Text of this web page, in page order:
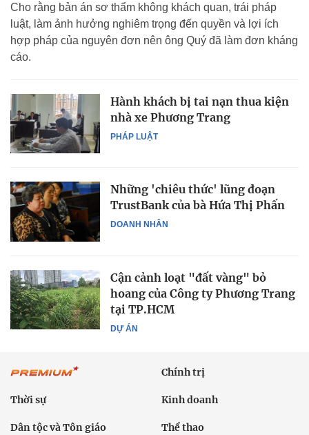
Cho rằng bản án sơ thẩm không khách quan, trái pháp
luật, làm ảnh hưởng nghiêm trọng đến quyền và lợi ích
hợp pháp của nguyên đơn nên ông Quý đã làm đơn kháng
cáo.
PHÁP LUẬT
Hành khách bị tai nạn thua kiện
nhà xe Phương Trang
DOANH NHÂN
Những 'chiêu thức' lũng đoạn
TrustBank của bà Hứa Thị Phấn
DỰ ÁN
Cận cảnh loạt "đất vàng" bỏ
hoang của Công ty Phương Trang
tại TP.HCM
Chính trị
Thời sự Kinh doanh
Dân tộc và Tôn giáo Thể thao